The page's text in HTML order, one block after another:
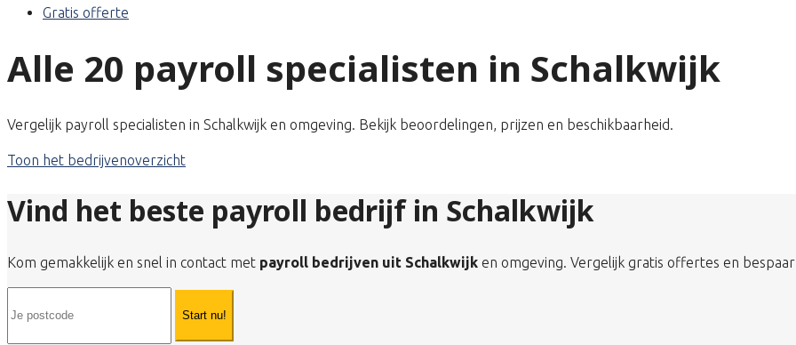
Gratis offerte
Alle 20 payroll specialisten in Schalkwijk
Vergelijk payroll specialisten in Schalkwijk en omgeving. Bekijk beoordelingen, prijzen en beschikbaarheid.
Toon het bedrijvenoverzicht
Vind het beste payroll bedrijf in Schalkwijk
Kom gemakkelijk en snel in contact met payroll bedrijven uit Schalkwijk en omgeving. Vergelijk gratis offertes en
Start nu!